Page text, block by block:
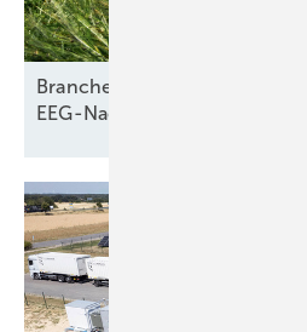
Branche braucht Klarheit über
EEG-Nachfolgegesetz